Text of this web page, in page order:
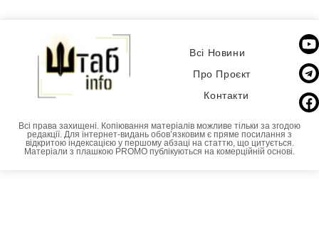
Всі Новини
Про Проєкт
Контакти
Всі права захищені. Копіювання матеріалів можливе тільки за згодою
редакції. Для інтернет-видань обовʼязковим є пряме посилання з
відкритою індексацією у першому абзаці на статтю, що цитується.
Матеріали з плашкою PROMO публікуються на комерційній основі.